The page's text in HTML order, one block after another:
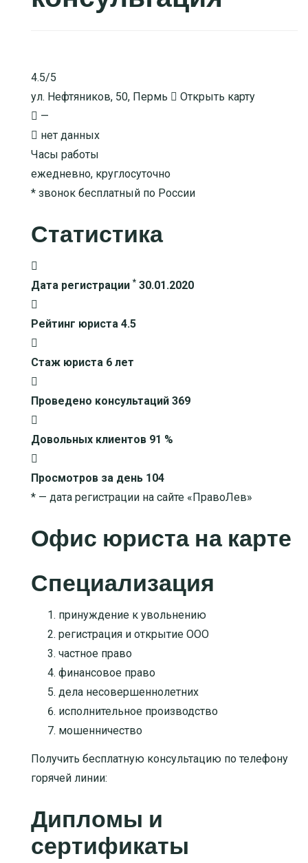
4.5/5
ул. Нефтяников, 50, Пермь
Открыть карту
—
нет данных
Часы работы
ежедневно, круглосуточно
* звонок бесплатный по России
Статистика
Дата регистрации * 30.01.2020
Рейтинг юриста 4.5
Стаж юриста 6 лет
Проведено консультаций 369
Довольных клиентов 91 %
Просмотров за день 104
* — дата регистрации на сайте «ПравоЛев»
Офис юриста на карте
Специализация
принуждение к увольнению
регистрация и открытие ООО
частное право
финансовое право
дела несовершеннолетних
исполнительное производство
мошенничество
Получить бесплатную консультацию по телефону
горячей линии:
Дипломы и
сертификаты